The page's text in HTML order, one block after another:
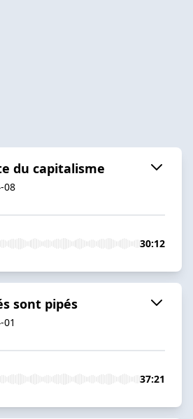
du capitalisme
08
30:12
sont pipés
01
37:21